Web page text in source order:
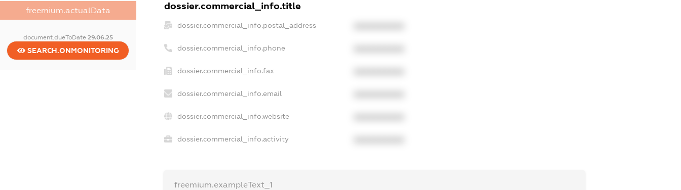
freemium.actualData
document.dueToDate 29.06.25
SEARCH.ONMONITORING
dossier.commercial_info.title
dossier.commercial_info.postal_address
dossier.commercial_info.phone
dossier.commercial_info.fax
dossier.commercial_info.email
dossier.commercial_info.website
dossier.commercial_info.activity
freemium.exampleText_1